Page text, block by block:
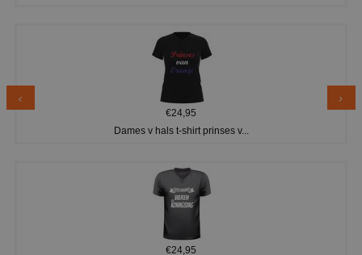
€24,95
Dames v hals t-shirt prinses v...
€24,95